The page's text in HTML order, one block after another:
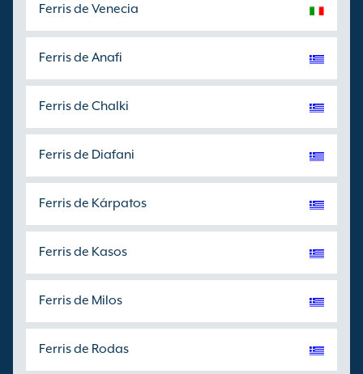
Ferris de Venecia
Ferris de Anafi
Ferris de Chalki
Ferris de Diafani
Ferris de Kárpatos
Ferris de Kasos
Ferris de Milos
Ferris de Rodas